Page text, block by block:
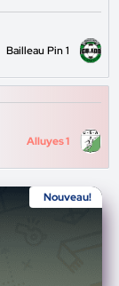
Bailleau Pin 1
Alluyes 1
Nouveau!